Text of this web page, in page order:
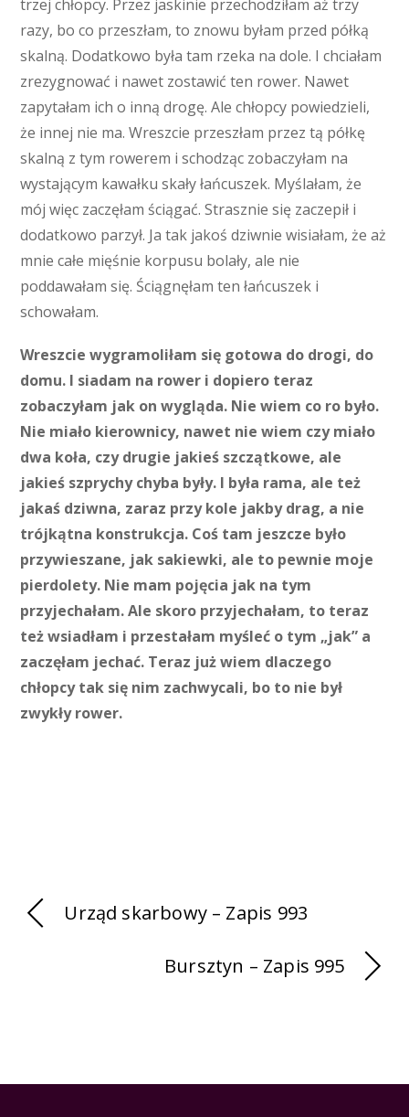
trzej chłopcy. Przez jaskinie przechodziłam aż trzy
razy, bo co przeszłam, to znowu byłam przed półką
skalną. Dodatkowo była tam rzeka na dole. I chciałam
zrezygnować i nawet zostawić ten rower. Nawet
zapytałam ich o inną drogę. Ale chłopcy powiedzieli,
że innej nie ma. Wreszcie przeszłam przez tą półkę
skalną z tym rowerem i schodząc zobaczyłam na
wystającym kawałku skały łańcuszek. Myślałam, że
mój więc zaczęłam ściągać. Strasznie się zaczepił i
dodatkowo parzył. Ja tak jakoś dziwnie wisiałam, że aż
mnie całe mięśnie korpusu bolały, ale nie
poddawałam się. Ściągnęłam ten łańcuszek i
schowałam.
Wreszcie wygramoliłam się gotowa do drogi, do
domu. I siadam na rower i dopiero teraz
zobaczyłam jak on wygląda. Nie wiem co ro było.
Nie miało kierownicy, nawet nie wiem czy miało
dwa koła, czy drugie jakieś szczątkowe, ale
jakieś szprychy chyba były. I była rama, ale też
jakaś dziwna, zaraz przy kole jakby drag, a nie
trójkątna konstrukcja. Coś tam jeszcze było
przywieszane, jak sakiewki, ale to pewnie moje
pierdolety. Nie mam pojęcia jak na tym
przyjechałam. Ale skoro przyjechałam, to teraz
też wsiadłam i przestałam myśleć o tym „jak” a
zaczęłam jechać. Teraz już wiem dlaczego
chłopcy tak się nim zachwycali, bo to nie był
zwykły rower.
Urząd skarbowy – Zapis 993
Bursztyn – Zapis 995